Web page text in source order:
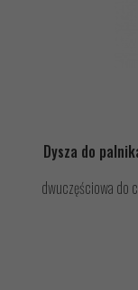
Dysza do
dwuczęściowa do